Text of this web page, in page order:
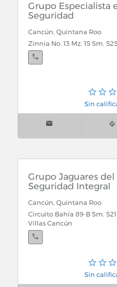
Grupo Especialista
Seguridad
Cancún, Quintana Roo
Zinnia No. 13 Mz. 15 Sm.
Sin
Grupo Jaguares del
Seguridad Integral
Cancún, Quintana Roo
Circuito Bahía 89-B Sm. 521
Villas Cancún
Sin